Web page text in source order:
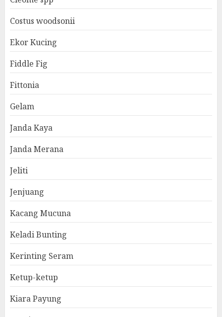
Costus woodsonii
Ekor Kucing
Fiddle Fig
Fittonia
Gelam
Janda Kaya
Janda Merana
Jeliti
Jenjuang
Kacang Mucuna
Keladi Bunting
Kerinting Seram
Ketup-ketup
Kiara Payung